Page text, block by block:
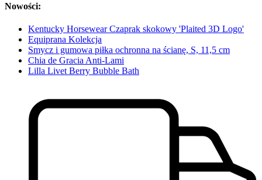
Nowości:
Kentucky Horsewear Czaprak skokowy 'Plaited 3D Logo'
Equiprana Kolekcja
Smycz i gumowa piłka ochronna na ścianę, S, 11,5 cm
Chia de Gracia Anti-Lami
Lilla Livet Berry Bubble Bath